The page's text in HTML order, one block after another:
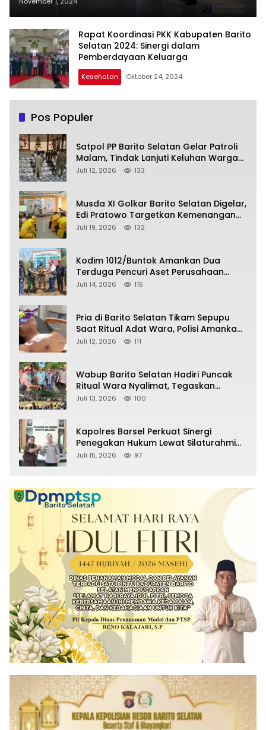
Rapat Koordinasi PKK Kabupaten Barito
Selatan 2024: Sinergi dalam
Pemberdayaan Keluarga
Kesehatan Oktober 24, 2024
Pos Populer
Satpol PP Barito Selatan Gelar Patroli
Malam, Tindak Lanjuti Keluhan Warga
soal Balap Liar dan Remaja Nongkrong
Juli 12, 2026 133
Musda XI Golkar Barito Selatan Digelar,
Edi Pratowo Targetkan Kemenangan
Partai pada Pemilu Mendatang
Juli 19, 2026 132
Kodim 1012/Buntok Amankan Dua
Terduga Pencuri Aset Perusahaan
Sitaan Satgas PKH, Satu Paket Diduga
Juli 14, 2026 115
Pria di Barito Selatan Tikam Sepupu
Saat Ritual Adat Wara, Polisi Amankan
Pelaku
Juli 12, 2026 111
Wabup Barito Selatan Hadiri Puncak
Ritual Wara Nyalimat, Tegaskan
Komitmen Lestarikan Budaya Dayak
Juli 13, 2026 100
Kapolres Barsel Perkuat Sinergi
Penegakan Hukum Lewat Silaturahmi
dengan Kajari Barito Selatan
Juli 15, 2026 97